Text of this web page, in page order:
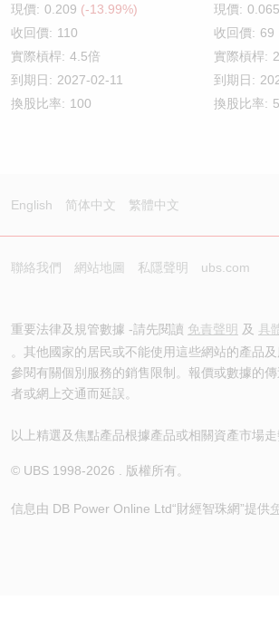
現價: 0.209 (-13.99%)
收回價: 110
實際槓桿: 4.5倍
到期日: 2027-02-11
換股比率: 100
現價: 0.065
收回價: 69
實際槓桿:
到期日:
換股比率:
English 简体中文 繁體中文
聯絡我們 網站地圖 私隱聲明 ubs.com
重要法律及規管數據 -請先閱讀 免責聲明 及 具
。其他國家的居民或不能使用這些網站的產品
參閱有關個別服務的銷售限制。報價或數據的
者或網上交通而延誤。
以上精選及焦點產品根據產品或相關資產市場
© UBS 1998-2026 . 版權所有。
信息由 DB Power Online Ltd“財經智珠網”提供